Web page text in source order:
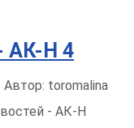
АК-Н 4
Автор: toromalina
- АК-Н